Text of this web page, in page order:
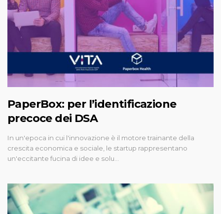
PaperBox: per l’identificazione
precoce dei DSA
In un'epoca in cui l'innovazione è il motore trainante della
crescita economica e sociale, le startup rappresentano
un'eccitante fucina di idee e solu…